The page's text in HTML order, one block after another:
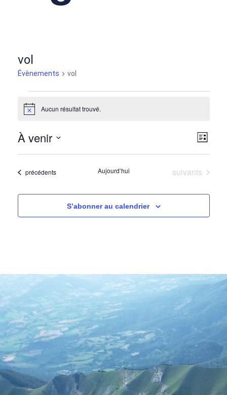
vol
Évènements vol
Notice Aucun résultat trouvé.
par
Liste
À venir
Sélectionnez
Évènements
précédents Aujourd’hui Évènements
suivants
S’abonner au calendrier